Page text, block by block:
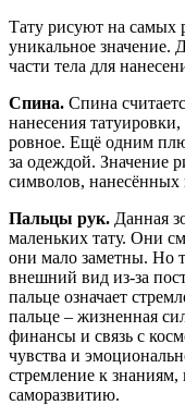
Тату рисуют на самых
уникальное значение.
части тела для
Спина. Спина
нанесения
ровное. Ещё одним
за одеждой. Значение
символов, нанесённых
Пальцы рук. Данная
маленьких тату. Они
они мало заметны. Но
внешний вид из-за
пальце означает
пальце – жизненная
финансы и связь с
чувства и
стремление к
саморазвитию.